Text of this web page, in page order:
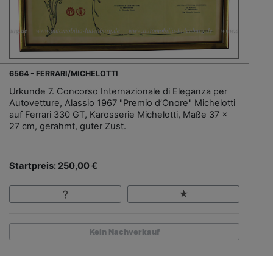
6564 - FERRARI/MICHELOTTI
Urkunde 7. Concorso Internazionale di Eleganza per
Autovetture, Alassio 1967 "Premio d’Onore" Michelotti
auf Ferrari 330 GT, Karosserie Michelotti, Maße 37 x
27 cm, gerahmt, guter Zust.
Startpreis: 250,00 €
Kein Nachverkauf